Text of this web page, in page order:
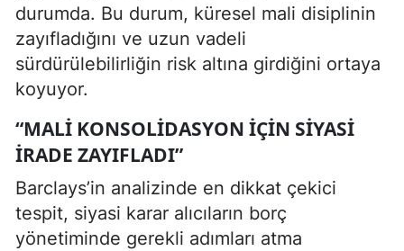
durumda. Bu durum, küresel mali disiplinin
zayıfladığını ve uzun vadeli
sürdürülebilirliğin risk altına girdiğini ortaya
koyuyor.
“MALI KONSOLIDASYON İÇIN SIYASI
İRADE ZAYIFLADI”
Barclays’in analizinde en dikkat çekici
tespit, siyasi karar alıcıların borç
yönetiminde gerekli adımları atma